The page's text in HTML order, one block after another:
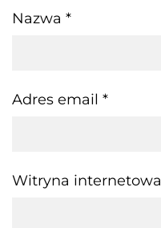
Nazwa *
Adres email *
Witryna internetowa